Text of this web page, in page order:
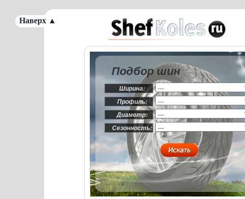
Подбор шин
Ширина:
Профиль:
Диаметр:
Сезонность:
Наверх ▲